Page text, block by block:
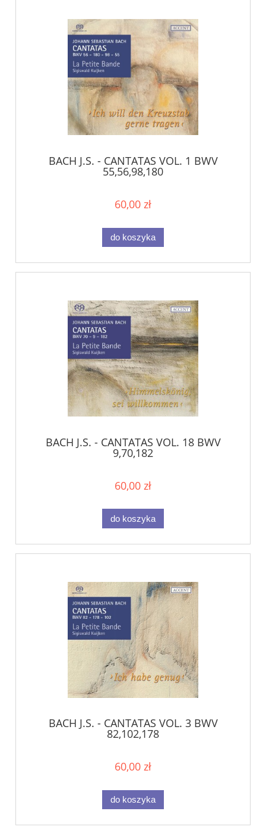
BACH J.S. - CANTATAS VOL. 1 BWV
55,56,98,180
60,00 zł
do koszyka
BACH J.S. - CANTATAS VOL. 18 BWV
9,70,182
60,00 zł
do koszyka
BACH J.S. - CANTATAS VOL. 3 BWV
82,102,178
60,00 zł
do koszyka